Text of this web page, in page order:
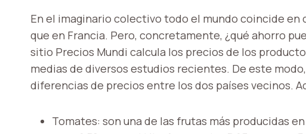
En el imaginario colectivo todo el mundo coincide en
que en Francia. Pero, concretamente, ¿qué ahorro
sitio Precios Mundi calcula los precios de los
medias de diversos estudios recientes. De este
diferencias de precios entre los dos países vecinos.
Tomates: son una de las frutas más producidas